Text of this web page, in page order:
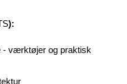
):
- værktøjer og praktisk